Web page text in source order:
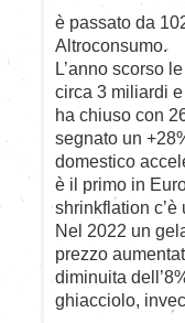
è passato da
Altroconsumo.
L’anno scorso
circa 3 miliardi
ha chiuso con
segnato un
domestico
è il primo in
shrinkflation
Nel 2022 un
prezzo
diminuita
ghiacciolo,